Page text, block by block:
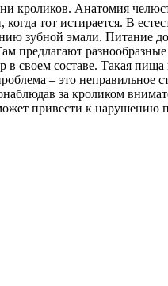
кроликов. Анатомия
тот истирается. В
зубной эмали.
предлагают
в своем составе. Такая
– это неправильное
за кроликом
привести к нарушению